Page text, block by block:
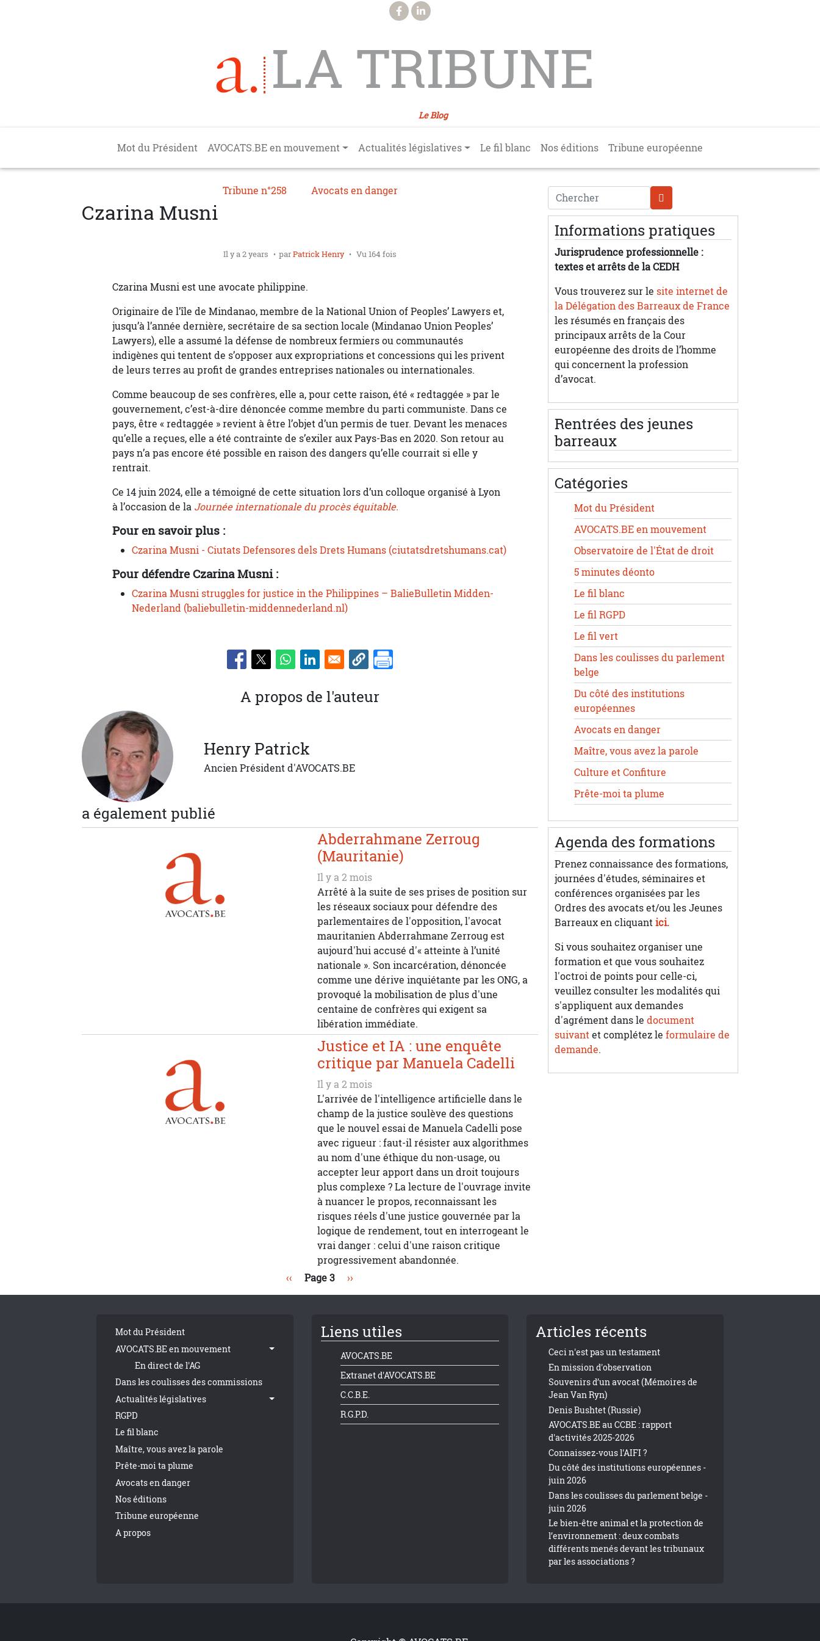
LA TRIBUNE
Le Blog
Main navigation
Mot du Président AVOCATS.BE en mouvement Actualités législatives Le fil blanc Nos éditions Tribune européenne
Tribune n°258 Avocats en danger
Czarina Musni
Il y a 2 years parPatrick Henry Vu 164 fois
Czarina Musni est une avocate philippine.
Originaire de l’île de Mindanao, membre de la National Union of Peoples’ Lawyers et,
jusqu’à l’année dernière, secrétaire de sa section locale (Mindanao Union Peoples’
Lawyers), elle a assumé la défense de nombreux fermiers ou communautés
indigènes qui tentent de s’opposer aux expropriations et concessions qui les privent
de leurs terres au profit de grandes entreprises nationales ou internationales.
Comme beaucoup de ses confrères, elle a, pour cette raison, été « redtaggée » par le
gouvernement, c’est-à-dire dénoncée comme membre du parti communiste. Dans ce
pays, être « redtaggée » revient à être l’objet d’un permis de tuer. Devant les menaces
qu’elle a reçues, elle a été contrainte de s’exiler aux Pays-Bas en 2020. Son retour au
pays n’a pas encore été possible en raison des dangers qu’elle courrait si elle y
rentrait.
Ce 14 juin 2024, elle a témoigné de cette situation lors d’un colloque organisé à Lyon
à l’occasion de la Journée internationale du procès équitable.
Pour en savoir plus :
Czarina Musni - Ciutats Defensores dels Drets Humans (ciutatsdretshumans.cat)
Pour défendre Czarina Musni :
Czarina Musni struggles for justice in the Philippines – BalieBulletin Midden-
Nederland (baliebulletin-middennederland.nl)
A propos de l'auteur
Henry Patrick
Ancien Président d'AVOCATS.BE
a également publié
Abderrahmane Zerroug
(Mauritanie)
Il y a 2 mois
Arrêté à la suite de ses prises de position sur
les réseaux sociaux pour défendre des
parlementaires de l'opposition, l'avocat
mauritanien Abderrahmane Zerroug est
aujourd'hui accusé d'« atteinte à l’unité
nationale ». Son incarcération, dénoncée
comme une dérive inquiétante par les ONG, a
provoqué la mobilisation de plus d'une
centaine de confrères qui exigent sa
libération immédiate.
Justice et IA : une enquête
critique par Manuela Cadelli
Il y a 2 mois
L'arrivée de l'intelligence artificielle dans le
champ de la justice soulève des questions
que le nouvel essai de Manuela Cadelli pose
avec rigueur : faut-il résister aux algorithmes
au nom d'une éthique du non-usage, ou
accepter leur apport dans un droit toujours
plus complexe ? La lecture de l'ouvrage invite
à nuancer le propos, reconnaissant les
risques réels d'une justice gouvernée par la
logique de rendement, tout en interrogeant le
vrai danger : celui d'une raison critique
progressivement abandonnée.
Page précédente
‹‹ Page 3 Page suivante
››
Chercher
Informations pratiques
Jurisprudence professionnelle :
textes et arrêts de la CEDH
Vous trouverez sur le site internet de
la Délégation des Barreaux de France
les résumés en français des
principaux arrêts de la Cour
européenne des droits de l’homme
qui concernent la profession
d’avocat.
Rentrées des jeunes
barreaux
Catégories
Mot du Président
AVOCATS.BE en mouvement
Observatoire de l'État de droit
5 minutes déonto
Le fil blanc
Le fil RGPD
Le fil vert
Dans les coulisses du parlement
belge
Du côté des institutions
européennes
Avocats en danger
Maître, vous avez la parole
Culture et Confiture
Prête-moi ta plume
Agenda des formations
Prenez connaissance des formations,
journées d'études, séminaires et
conférences organisées par les
Ordres des avocats et/ou les Jeunes
Barreaux en cliquantici.
Si vous souhaitez organiser une
formation et que vous souhaitez
l'octroi de points pour celle-ci,
veuillez consulter les modalités qui
s'appliquent aux demandes
d'agrément dans ledocument
suivantet complétez leformulaire de
demande.
Tribune Footer
Mot du Président
AVOCATS.BE en mouvement
En direct de l'AG
Dans les coulisses des commissions
Actualités législatives
RGPD
Le fil blanc
Maître, vous avez la parole
Prête-moi ta plume
Avocats en danger
Nos éditions
Tribune européenne
A propos
Liens utiles
AVOCATS.BE
Extranet d'AVOCATS.BE
C.C.B.E.
R.G.P.D.
Articles récents
Ceci n'est pas un testament
En mission d'observation
Souvenirs d’un avocat (Mémoires de
Jean Van Ryn)
Denis Bushtet (Russie)
AVOCATS.BE au CCBE : rapport
d'activités 2025-2026
Connaissez-vous l'AIFI ?
Du côté des institutions européennes -
juin 2026
Dans les coulisses du parlement belge -
juin 2026
Le bien-être animal et la protection de
l’environnement : deux combats
différents menés devant les tribunaux
par les associations ?